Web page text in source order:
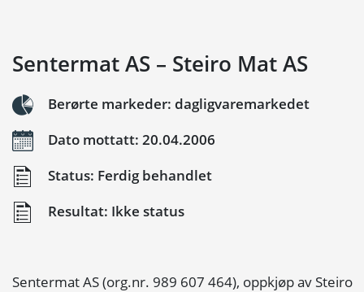
Sentermat AS – Steiro Mat AS
Berørte markeder: dagligvaremarkedet
Dato mottatt: 20.04.2006
Status: Ferdig behandlet
Resultat: Ikke status
Sentermat AS (org.nr. 989 607 464), oppkjøp av Steiro